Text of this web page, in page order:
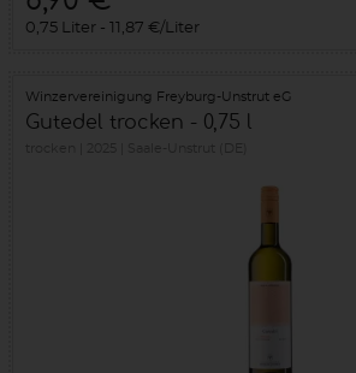
0,75 Liter 11,87 €/Liter
Winzervereinigung Freyburg-Unstrut eG
Gutedel trocken - 0,75 l